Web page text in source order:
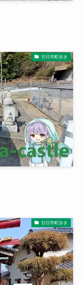
廿日市町歩き
廿日市町歩き